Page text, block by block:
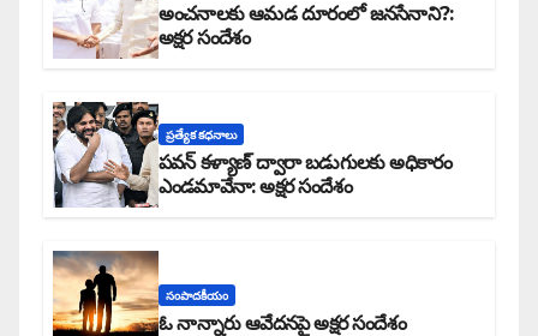
అంచనాలకు ఆమడ దూరంలో జనసేనాని?:
అక్షర సందేశం
ప్రత్యేక కధనాలు
పవన్ కళ్యాణ్ ద్వారా బడుగులకు అధికారం
ఎండమావేనా: అక్షర సందేశం
సంపాదకీయం
ఓ నాన్నారు ఆవేదనపై అక్షర సందేశం